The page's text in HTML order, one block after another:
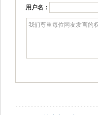
用户名：